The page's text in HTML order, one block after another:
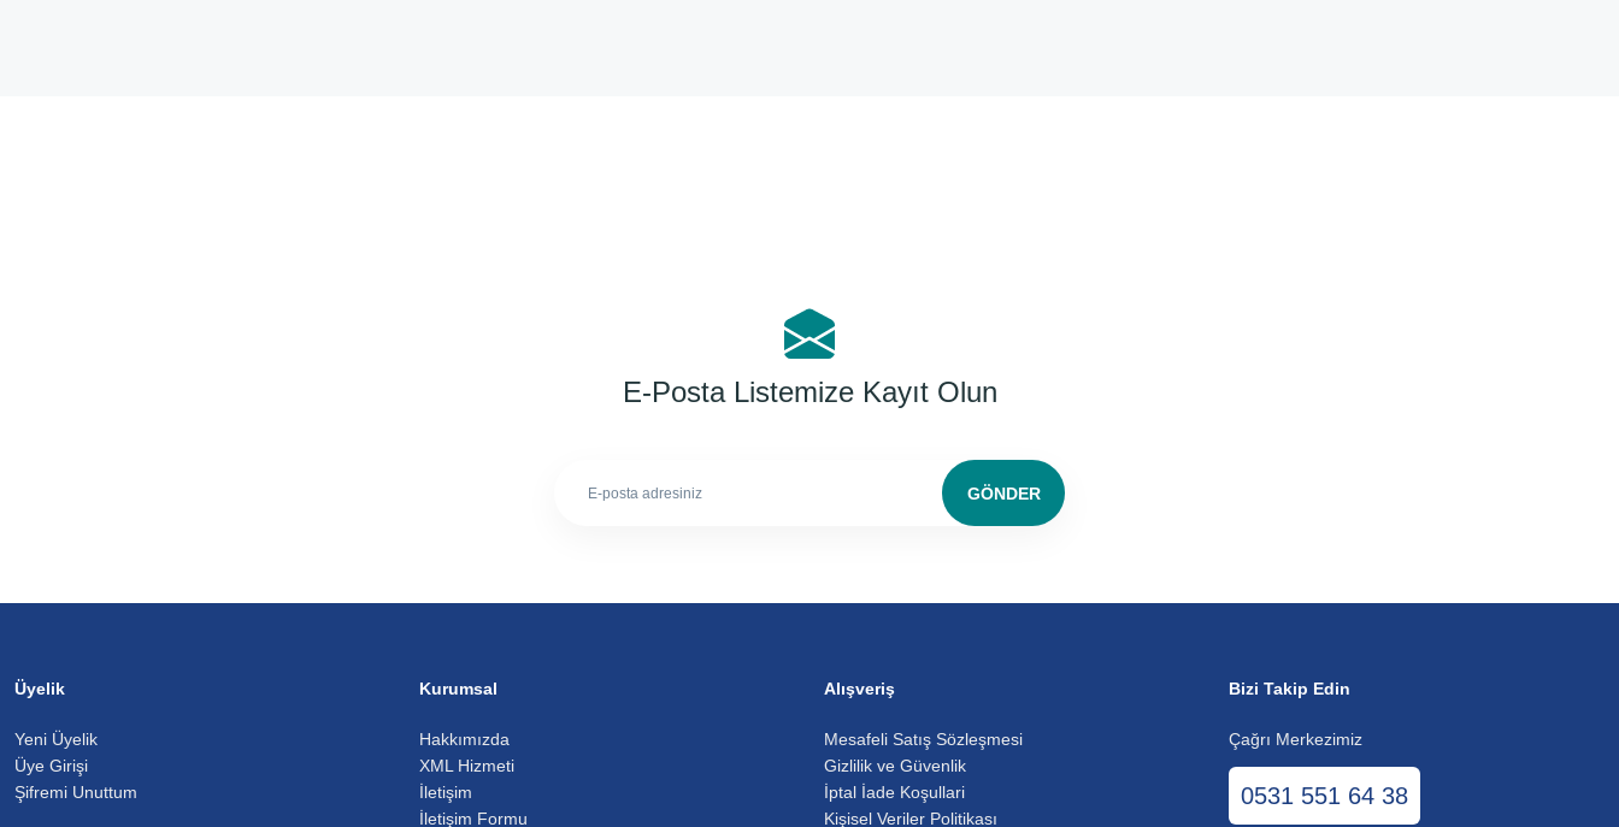
E-Posta Listemize Kayıt Olun
GÖNDER
Üyelik
Yeni Üyelik
Üye Girişi
Şifremi Unuttum
Kurumsal
Hakkımızda
XML Hizmeti
İletişim
İletişim Formu
Alışveriş
Mesafeli Satış Sözleşmesi
Gizlilik ve Güvenlik
İptal İade Koşullari
Kişisel Veriler Politikası
Bizi Takip Edin
Çağrı Merkezimiz
0531 551 64 38